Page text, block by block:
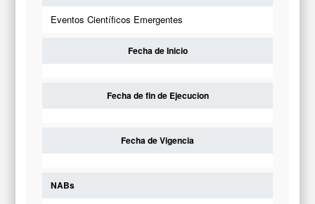
Eventos Científicos Emergentes
Fecha de Inicio
Fecha de fin de Ejecucion
Fecha de Vigencia
NABs